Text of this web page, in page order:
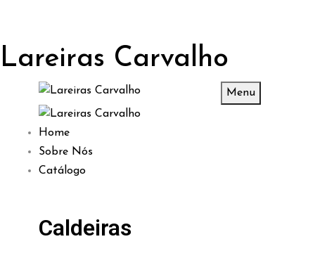
Lareiras Carvalho
Menu
Home
Sobre Nós
Catálogo
Caldeiras